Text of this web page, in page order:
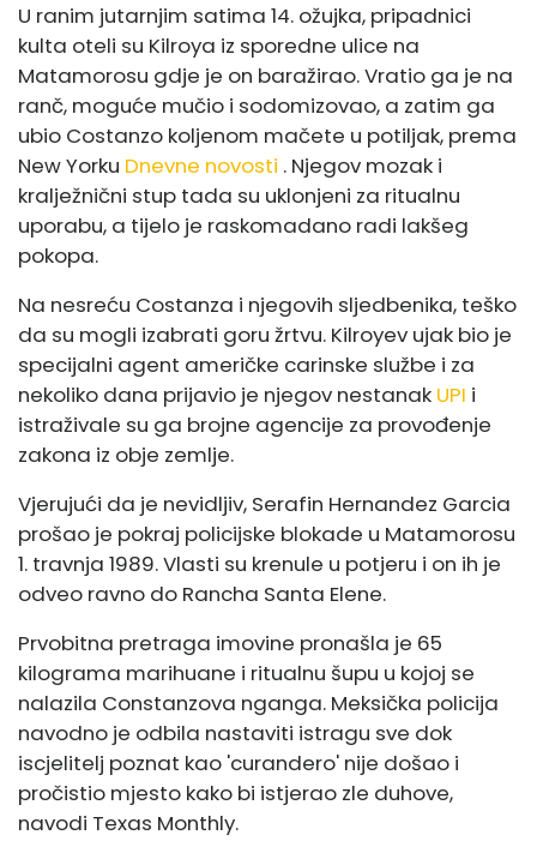
U ranim jutarnjim satima 14. ožujka, pripadnici
kulta oteli su Kilroya iz sporedne ulice na
Matamorosu gdje je on baražirao. Vratio ga je na
ranč, moguće mučio i sodomizovao, a zatim ga
ubio Costanzo koljenom mačete u potiljak, prema
New Yorku Dnevne novosti . Njegov mozak i
kralježnični stup tada su uklonjeni za ritualnu
uporabu, a tijelo je raskomadano radi lakšeg
pokopa.
Na nesreću Costanza i njegovih sljedbenika, teško
da su mogli izabrati goru žrtvu. Kilroyev ujak bio je
specijalni agent američke carinske službe i za
nekoliko dana prijavio je njegov nestanak UPI i
istraživale su ga brojne agencije za provođenje
zakona iz obje zemlje.
Vjerujući da je nevidljiv, Serafin Hernandez Garcia
prošao je pokraj policijske blokade u Matamorosu
1. travnja 1989. Vlasti su krenule u potjeru i on ih je
odveo ravno do Rancha Santa Elene.
Prvobitna pretraga imovine pronašla je 65
kilograma marihuane i ritualnu šupu u kojoj se
nalazila Constanzova nganga. Meksička policija
navodno je odbila nastaviti istragu sve dok
iscjelitelj poznat kao 'curandero' nije došao i
pročistio mjesto kako bi istjerao zle duhove,
navodi Texas Monthly.